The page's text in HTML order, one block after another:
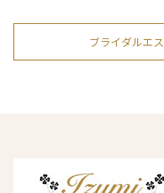
ブライダルエ